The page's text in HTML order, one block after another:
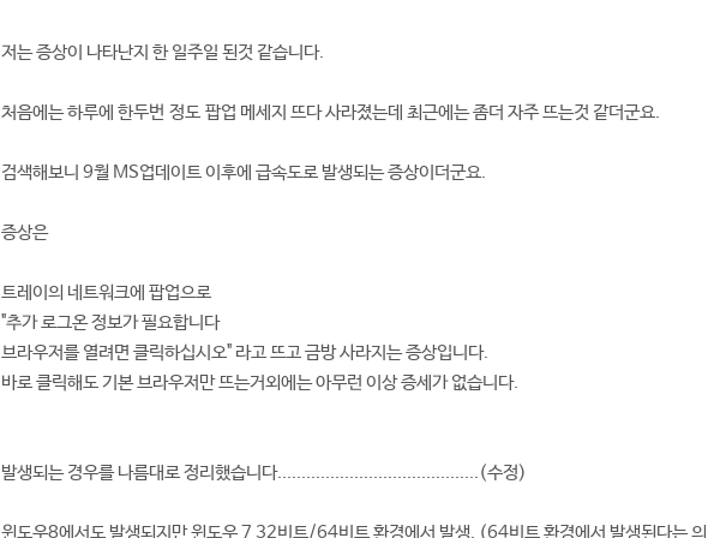
저는 증상이 나타난지 한 일주일 된것 같습니다.
처음에는 하루에 한두번 정도 팝업 메세지 뜨다 사라졌는데 최근에는 좀더 자주 뜨는것 같더군요.
검색해보니 9월 MS업데이트 이후에 급속도로 발생되는 증상이더군요.
증상은
트레이의 네트워크에 팝업으로
"추가 로그온 정보가 필요합니다
브라우저를 열려면 클릭하십시오" 라고 뜨고 금방 사라지는 증상입니다.
바로 클릭해도 기본 브라우저만 뜨는거외에는 아무런 이상 증세가 없습니다.
발생되는 경우를 나름대로 정리했습니다..........................................(수정)
윈도우8에서도 발생되지만 윈도우 7 32비트/64비트 환경에서 발생. (64비트 환경에서 발생된다는